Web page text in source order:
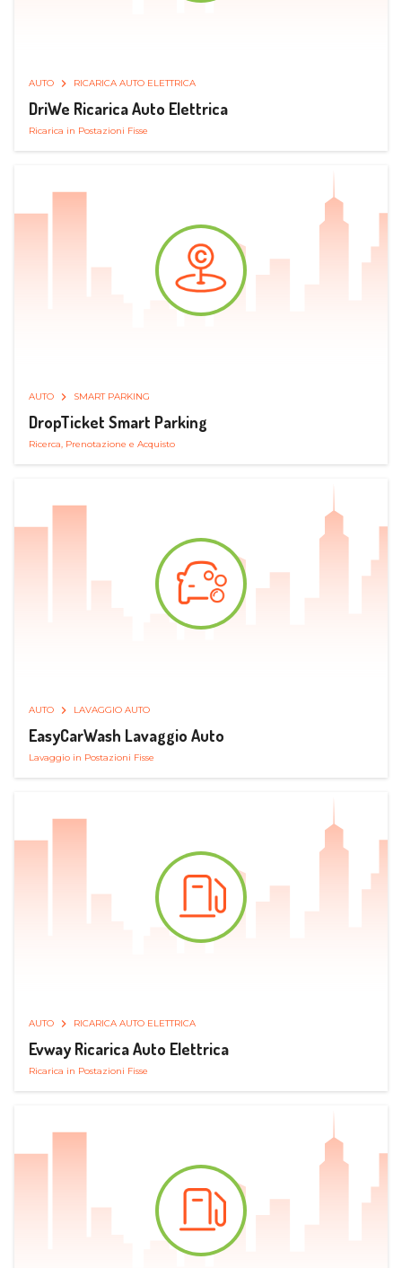
AUTO RICARICA AUTO ELETTRICA
DriWe Ricarica Auto Elettrica
Ricarica in Postazioni Fisse
AUTO SMART PARKING
DropTicket Smart Parking
Ricerca, Prenotazione e Acquisto
AUTO LAVAGGIO AUTO
EasyCarWash Lavaggio Auto
Lavaggio in Postazioni Fisse
AUTO RICARICA AUTO ELETTRICA
Evway Ricarica Auto Elettrica
Ricarica in Postazioni Fisse